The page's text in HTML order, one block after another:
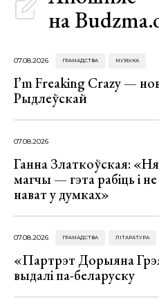
на
07.08.2026 ГРАМАДСТВА МУЗЫКА
I’m Freaking Crazy —
Рыдлеўскай
07.08.2026
Ганна Златкоўская:
магчы — гэта рабіць і
нават у думках»
07.08.2026 ГРАМАДСТВА ЛІТАРАТУРА
«Партрэт Дорыяна
выдалі па-беларуску